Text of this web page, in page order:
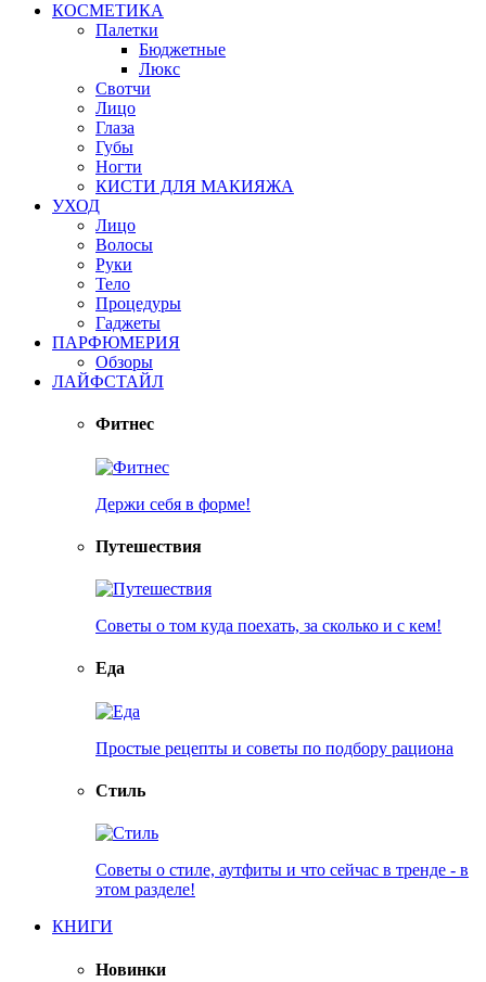
КОСМЕТИКА
Палетки
Бюджетные
Люкс
Свотчи
Лицо
Глаза
Губы
Ногти
КИСТИ ДЛЯ МАКИЯЖА
УХОД
Лицо
Волосы
Руки
Тело
Процедуры
Гаджеты
ПАРФЮМЕРИЯ
Обзоры
ЛАЙФСТАЙЛ
Фитнес
Держи себя в форме!
Путешествия
Советы о том куда поехать, за сколько и с кем!
Еда
Простые рецепты и советы по подбору рациона
Стиль
Советы о стиле, аутфиты и что сейчас в тренде - в
этом разделе!
КНИГИ
Новинки